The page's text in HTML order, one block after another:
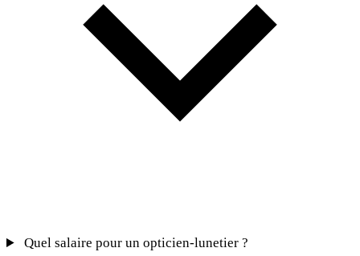
Quel salaire pour un opticien-lunetier ?